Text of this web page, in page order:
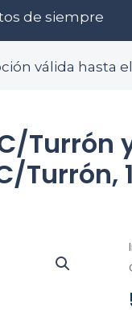
de siempre
válida hasta el
Turrón
Turrón,